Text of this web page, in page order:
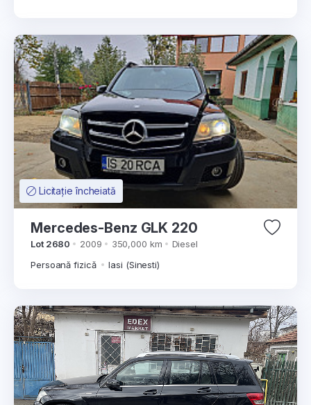
Licitație încheiată
Mercedes-Benz GLK 220
Lot 2680 2009 350,000 km
Diesel
Persoană fizică
Iasi (Sinesti)